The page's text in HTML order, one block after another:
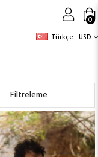
Türkçe - USD
0
Filtreleme